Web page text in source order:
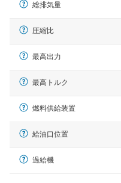
総排気量
圧縮比
最高出力
最高トルク
燃料供給装置
給油口位置
過給機